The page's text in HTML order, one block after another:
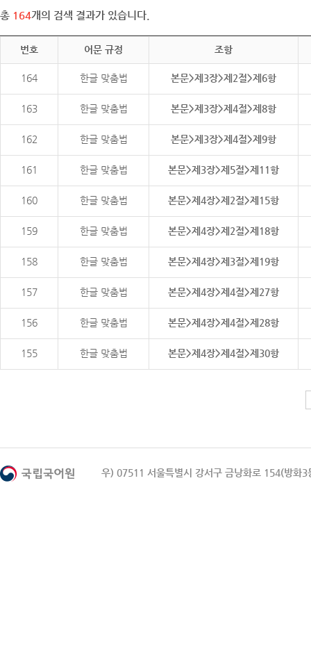
총 164개의 검색 결과가 있습니다.
번호 어문 규정 조항
164 한글 맞춤법 본문>제3장>제2절>제6항
163 한글 맞춤법 본문>제3장>제4절>제8항
162 한글 맞춤법 본문>제3장>제4절>제9항
161 한글 맞춤법 본문>제3장>제5절>제11항
160 한글 맞춤법 본문>제4장>제2절>제15항
159 한글 맞춤법 본문>제4장>제2절>제18항
158 한글 맞춤법 본문>제4장>제3절>제19항
157 한글 맞춤법 본문>제4장>제4절>제27항
156 한글 맞춤법 본문>제4장>제4절>제28항
155 한글 맞춤법 본문>제4장>제4절>제30항
우) 07511 서울특별시 강서구 금낭화로 154(방화3